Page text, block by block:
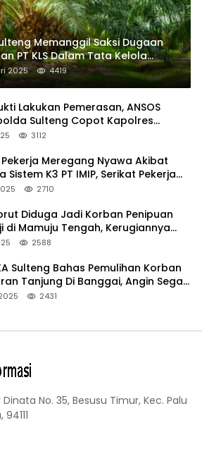
Memanggil Saksi Dugaan
PT KLS Dalam Tata Kelola
Sawit Di Banggai
2025 4419
Lakukan Pemerasan, ANSOS
Sulteng Copot Kapolres
3112
Pekerja Meregang Nyawa Akibat
Sistem K3 PT IMIP, Serikat Pekerja
Demo
2710
Diduga Jadi Korban Penipuan
di Mamuju Tengah, Kerugiannya
Rp 800 juta
2588
Sulteng Bahas Pemulihan Korban
Tanjung Di Banggai, Angin Segar
2431
No. 35, Besusu Timur, Kec. Palu